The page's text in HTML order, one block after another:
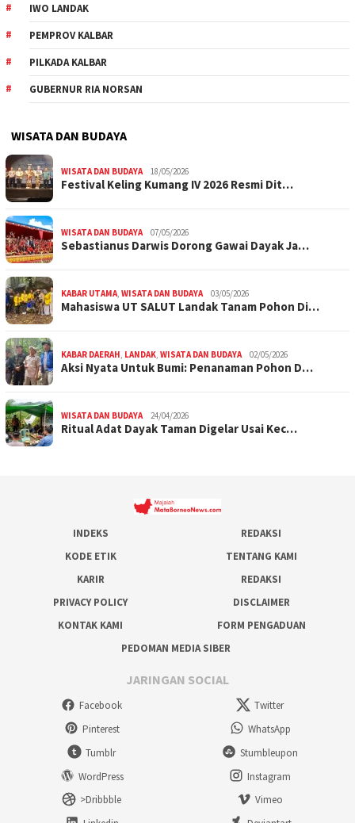
IWO LANDAK
PEMPROV KALBAR
PILKADA KALBAR
GUBERNUR RIA NORSAN
WISATA DAN BUDAYA
WISATA DAN BUDAYA 18/05/2026
Festival Keling Kumang IV 2026 Resmi Dit…
WISATA DAN BUDAYA 07/05/2026
Sebastianus Darwis Dorong Gawai Dayak Ja…
KABAR UTAMA, WISATA DAN BUDAYA 03/05/2026
Mahasiswa UT SALUT Landak Tanam Pohon Di…
KABAR DAERAH, LANDAK, WISATA DAN BUDAYA 02/05/2026
Aksi Nyata Untuk Bumi: Penanaman Pohon D…
WISATA DAN BUDAYA 24/04/2026
Ritual Adat Dayak Taman Digelar Usai Kec…
INDEKS
REDAKSI
KODE ETIK
TENTANG KAMI
KARIR
REDAKSI
PRIVACY POLICY
DISCLAIMER
KONTAK KAMI
FORM PENGADUAN
PEDOMAN MEDIA SIBER
JARINGAN SOCIAL
Facebook
Twitter
Pinterest
WhatsApp
Tumblr
Stumbleupon
WordPress
Instagram
>Dribbble
Vimeo